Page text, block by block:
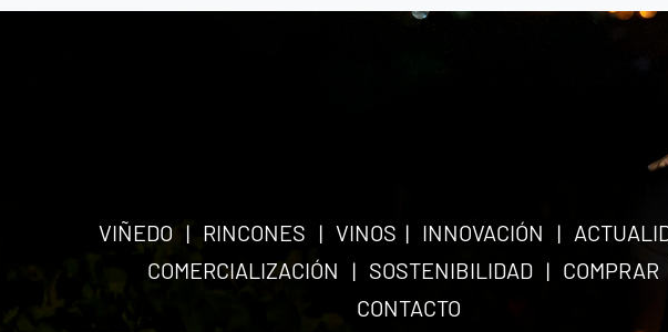
VIÑEDO | RINCONES | VINOS | INNOVACIÓN |
COMERCIALIZACIÓN | SOSTENIBILIDAD| COMPRAR
CONTACTO